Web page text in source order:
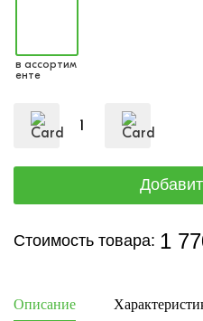
в ассортим
енте
Стоимость товара: 1
Описание